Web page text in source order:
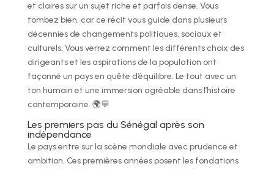
et claires sur un sujet riche et parfois dense. Vous
tombez bien, car ce récit vous guide dans plusieurs
décennies de changements politiques, sociaux et
culturels. Vous verrez comment les différents choix des
dirigeants et les aspirations de la population ont
façonné un pays en quête d’équilibre. Le tout avec un
ton humain et une immersion agréable dans l’histoire
contemporaine. 🌍💬
Les premiers pas du Sénégal après son
indépendance
Le pays entre sur la scène mondiale avec prudence et
ambition. Ces premières années posent les fondations